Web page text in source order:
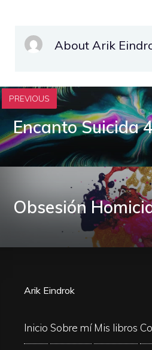
About Arik
PREVIOUS
Encanto Suicida
Obsesión
Arik Eindrok
Inicio Sobre mí Mis libros